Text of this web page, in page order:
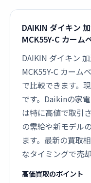
DAIKIN ダイキン
MCK55Y-C カーム
DAIKIN ダイキン
MCK55Y-C カーム
で比較できます。
です。Daikinの家
は特に高値で取引
の需給や新モデル
ます。最新の買取
なタイミングで売
高価買取のポイント